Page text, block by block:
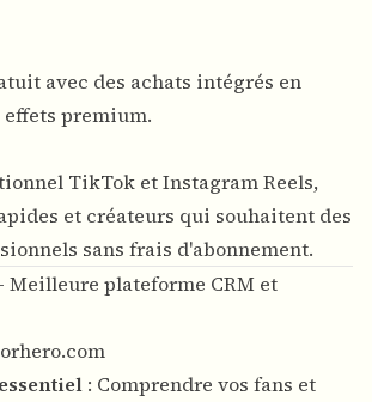
avec des achats intégrés en
premium.
TikTok et Instagram Reels,
et créateurs qui souhaitent des
sans frais d'abonnement.
Meilleure plateforme CRM et
: Comprendre vos fans et